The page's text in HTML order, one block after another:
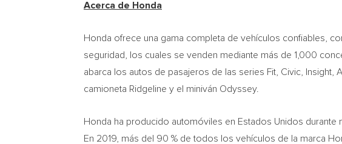
Acerca de Honda
Honda ofrece una gama completa de vehículos confiables,
seguridad, los cuales se venden mediante más de 1,000
abarca los autos de pasajeros de las series Fit, Civic, Insight,
camioneta Ridgeline y el miniván Odyssey.
Honda ha producido automóviles en Estados Unidos
En 2019, más del 90 % de todos los vehículos de la marca